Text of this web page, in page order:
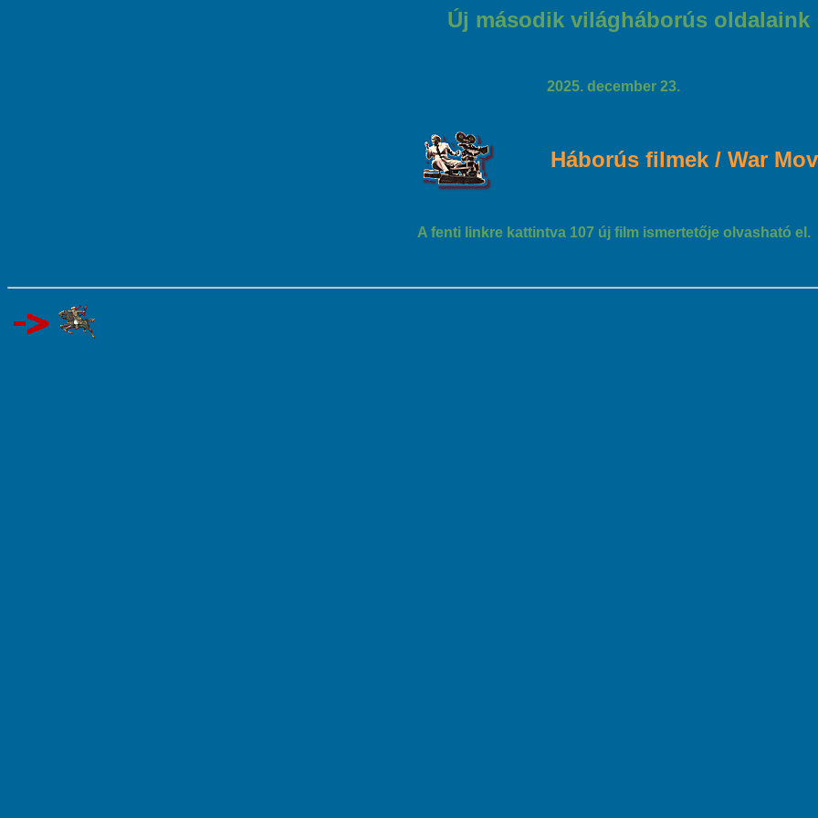
Új második világháborús oldalaink
2025. december 23.
Háborús filmek / War
A fenti linkre kattintva 107 új film ismertetője olvasható el.